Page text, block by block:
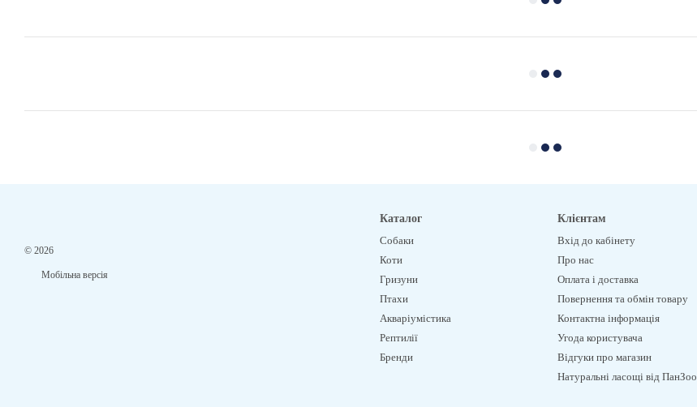
© 2026
Мобільна версія
Каталог
Собаки
Коти
Гризуни
Птахи
Акваріумістика
Рептилії
Бренди
Клієнтам
Вхід до кабінету
Про нас
Оплата і доставка
Повернення та обмін товару
Контактна інформація
Угода користувача
Відгуки про магазин
Натуральні ласощі від ПанЗоо